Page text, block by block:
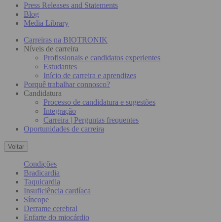
Press Releases and Statements
Blog
Media Library
Carreiras na BIOTRONIK
Níveis de carreira
Profissionais e candidatos experientes
Estudantes
Início de carreira e aprendizes
Porquê trabalhar connosco?
Candidatura
Processo de candidatura e sugestões
Integração
Carreira | Perguntas frequentes
Oportunidades de carreira
Voltar
Condições
Bradicardia
Taquicardia
Insuficiência cardíaca
Síncope
Derrame cerebral
Enfarte do miocárdio